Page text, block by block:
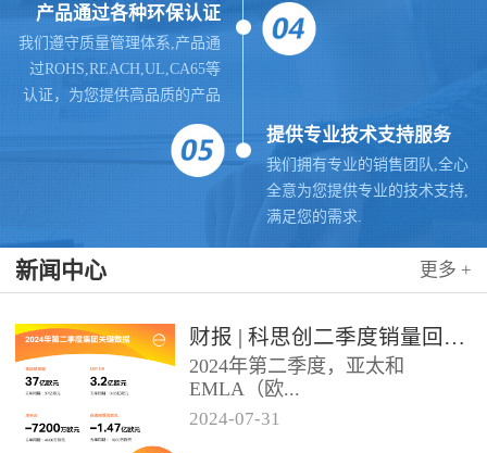
产品通过各种环保认证
我们遵守质量管理体系,产品通
过ROHS,REACH,UL,CA65等
认证，为您提供高品质的产品
提供专业技术支持服务
我们拥有专业的销售团队,全心
全意为您提供专业的技术支持,
满足您的需求.
新闻中心 更多 +
财报 | 科思创二季度销量回升，稳步推进转型
2024年第二季度，亚太和
EMLA（欧...
2024-07-31